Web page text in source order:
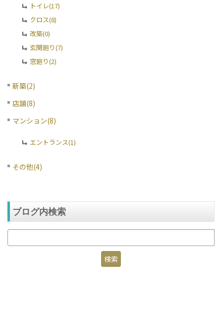
トイレ(17)
クロス(8)
改築(0)
玄関廻り(7)
窓廻り(2)
新築(2)
店舗(8)
マンション(8)
エントランス(1)
その他(4)
ブログ内検索